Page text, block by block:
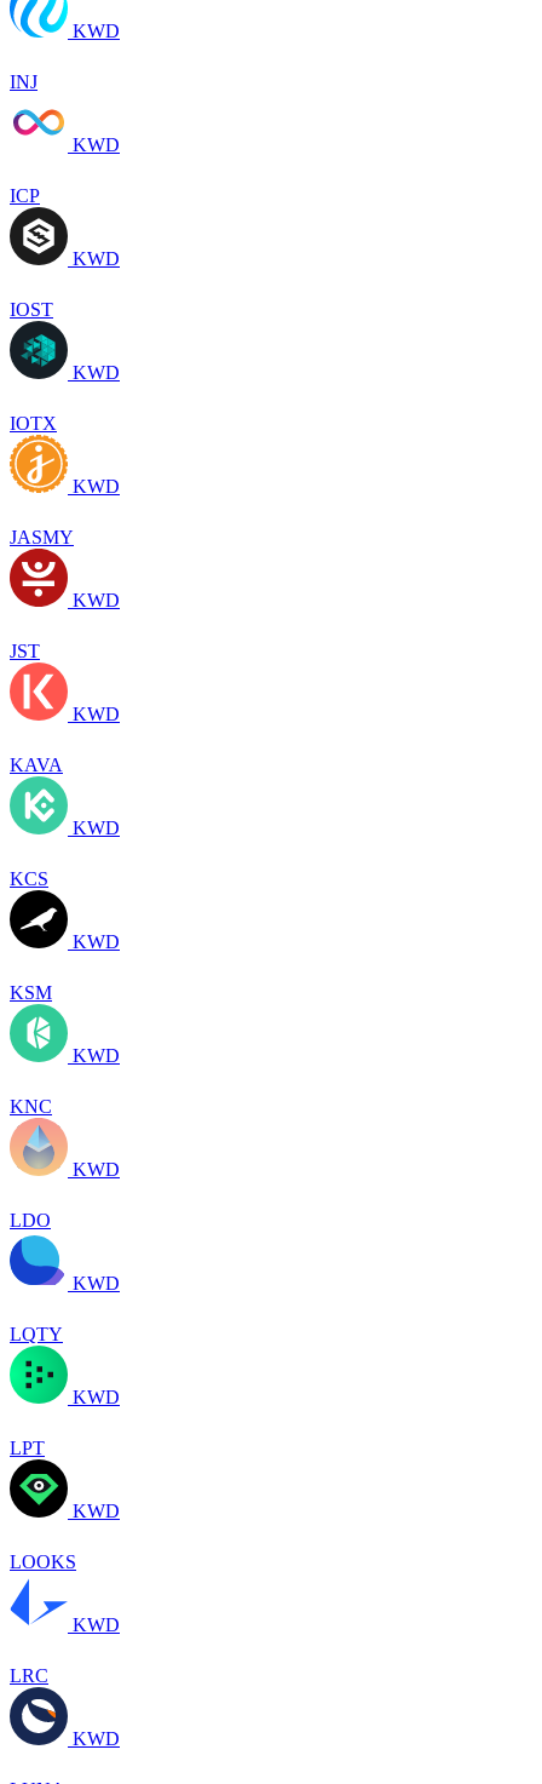
KWD
INJ
KWD
ICP
KWD
IOST
KWD
IOTX
KWD
JASMY
KWD
JST
KWD
KAVA
KWD
KCS
KWD
KSM
KWD
KNC
KWD
LDO
KWD
LQTY
KWD
LPT
KWD
LOOKS
KWD
LRC
KWD